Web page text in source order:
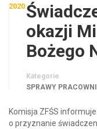
2020
okazji
Bożego
Kategorie
SPRAWY
Komisja ZFŚS
o przyznanie